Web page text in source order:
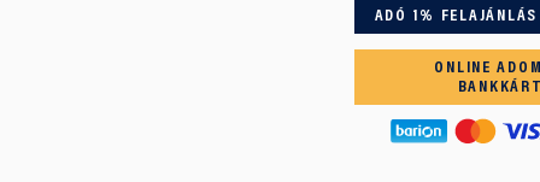
ADÓ 1% FELAJÁNLÁS
ONLINE